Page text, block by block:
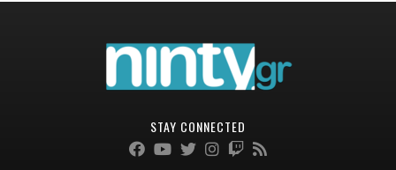
STAY CONNECTED